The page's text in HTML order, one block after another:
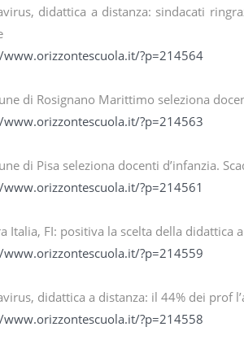
didattica a distanza: sindacati
?p=214564
di Rosignano Marittimo seleziona
?p=214563
di Pisa seleziona docenti d’infanzia.
?p=214561
Italia, FI: positiva la scelta della
?p=214559
didattica a distanza: il 44% dei prof
?p=214558